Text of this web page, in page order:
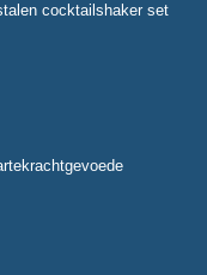
cocktailshaker set